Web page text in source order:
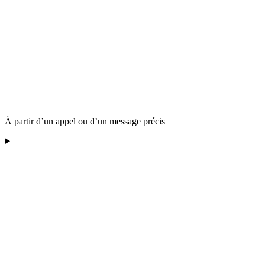
À partir d’un appel ou d’un message précis